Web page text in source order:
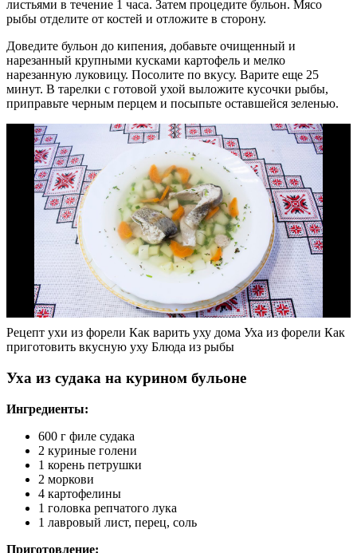
листьями в течение 1 часа. Затем процедите бульон. Мясо
рыбы отделите от костей и отложите в сторону.
Доведите бульон до кипения, добавьте очищенный и
нарезанный крупными кусками картофель и мелко
нарезанную луковицу. Посолите по вкусу. Варите еще 25
минут. В тарелки с готовой ухой выложите кусочки рыбы,
приправьте черным перцем и посыпьте оставшейся зеленью.
Рецепт ухи из форели Как варить уху дома Уха из форели Как
приготовить вкусную уху Блюда из рыбы
Уха из судака на курином бульоне
Ингредиенты:
600 г филе судака
2 куриные голени
1 корень петрушки
2 моркови
4 картофелины
1 головка репчатого лука
1 лавровый лист, перец, соль
Приготовление: